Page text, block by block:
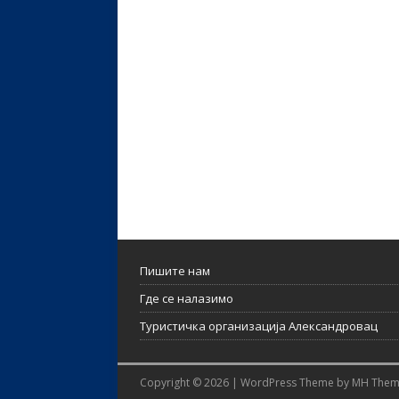
Пишите нам
Где се налазимо
Tуристичка организација Александровац
Copyright © 2026 | WordPress Theme by MH